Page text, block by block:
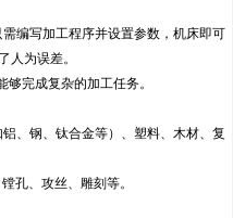
编写加工程序并设置参数，机床即可
人为误差。
完成复杂的加工任务。
、钢、钛合金等）、塑料、木材、复
孔、攻丝、雕刻等。